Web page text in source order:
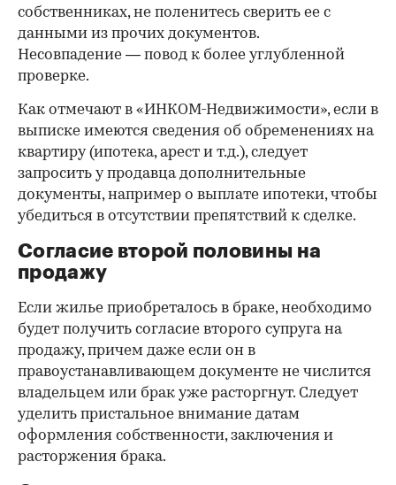
собственниках, не поленитесь сверить ее с
данными из прочих документов.
Несовпадение — повод к более углубленной
проверке.
Как отмечают в «ИНКОМ-Недвижимости», если в
выписке имеются сведения об обременениях на
квартиру (ипотека, арест и т.д.), следует
запросить у продавца дополнительные
документы, например о выплате ипотеки, чтобы
убедиться в отсутствии препятствий к сделке.
Согласие второй половины на
продажу
Если жилье приобреталось в браке, необходимо
будет получить согласие второго супруга на
продажу, причем даже если он в
правоустанавливающем документе не числится
владельцем или брак уже расторгнут. Следует
уделить пристальное внимание датам
оформления собственности, заключения и
расторжения брака.